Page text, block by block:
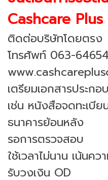
Cashcare Plus
ติดต่อบริษัทโดยตรง
โทรศัพท์ 063-
เตรียมเอกสารประกอ
เช่น หนังสือจดทะเบี
ธนาคารย้อนหลัง
รอการตรวจสอบ
ใช้เวลาไม่นาน เน้นค
รับวงเงิน OD